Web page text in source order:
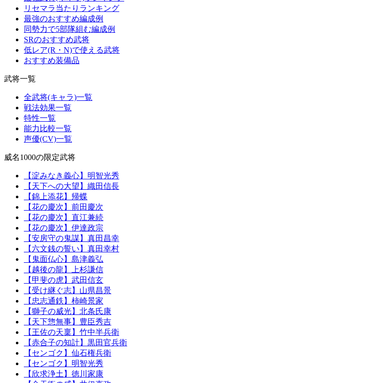
リセマラ当たりランキング
最強のおすすめ編成例
同勢力で5部隊組む編成例
SRのおすすめ武将
低レア(R・N)で使える武将
おすすめ装備品
武将一覧
全武将(キャラ)一覧
戦法効果一覧
特性一覧
能力比較一覧
声優(CV)一覧
威名1000の限定武将
【淀みなき義心】明智光秀
【天下への大望】織田信長
【錦上添花】帰蝶
【花の慶次】前田慶次
【花の慶次】直江兼続
【花の慶次】伊達政宗
【安房守の鬼謀】真田昌幸
【六文銭の誓い】真田幸村
【鬼面仏心】島津義弘
【越後の龍】上杉謙信
【甲斐の虎】武田信玄
【受け継ぐ志】山県昌景
【忠志通鉄】柿崎景家
【獅子の威光】北条氏康
【天下惣無事】豊臣秀吉
【王佐の天稟】竹中半兵衛
【赤合子の知計】黒田官兵衛
【センゴク】仙石権兵衛
【センゴク】明智光秀
【欣求浄土】徳川家康